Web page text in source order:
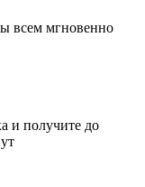
всем мгновенно
и получите до